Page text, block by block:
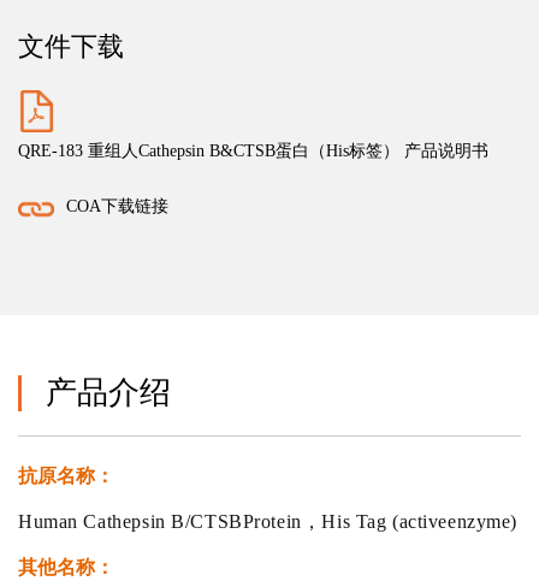
文件下载
QRE-183 重组人Cathepsin B&CTSB蛋白（His标签） 产品说明书
COA下载链接
产品介绍
抗原名称：
Human Cathepsin B/CTSBProtein，His Tag (activeenzyme)
其他名称：